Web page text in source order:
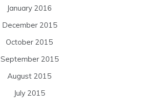
January 2016
December 2015
October 2015
September 2015
August 2015
July 2015